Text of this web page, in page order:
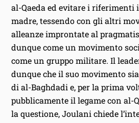
al-Qaeda ed evitare i riferimenti
madre, tessendo con gli altri
alleanze improntate al
dunque come un movimento
come un gruppo militare. Il
dunque che il suo movimento
di al-Baghdadi e, per la prima
pubblicamente il legame con al-
la questione, Joulani chiede